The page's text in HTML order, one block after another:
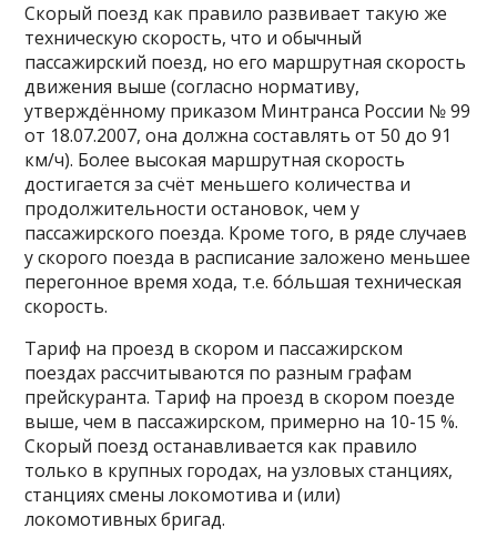
Скорый поезд как правило развивает такую же
техническую скорость, что и обычный
пассажирский поезд, но его маршрутная скорость
движения выше (согласно нормативу,
утверждённому приказом Минтранса России № 99
от 18.07.2007, она должна составлять от 50 до 91
км/ч). Более высокая маршрутная скорость
достигается за счёт меньшего количества и
продолжительности остановок, чем у
пассажирского поезда. Кроме того, в ряде случаев
у скорого поезда в расписание заложено меньшее
перегонное время хода, т.е. бо́льшая техническая
скорость.
Тариф на проезд в скором и пассажирском
поездах рассчитываются по разным графам
прейскуранта. Тариф на проезд в скором поезде
выше, чем в пассажирском, примерно на 10-15 %.
Скорый поезд останавливается как правило
только в крупных городах, на узловых станциях,
станциях смены локомотива и (или)
локомотивных бригад.